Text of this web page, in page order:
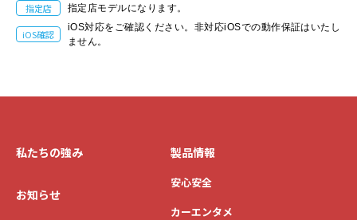
指定店 指定店モデルになります。
iOS確認
iOS対応をご確認ください。非対応iOSでの動作保証はいたし
ません。
私たちの強み
お知らせ
製品情報
安心安全
カーエンタメ